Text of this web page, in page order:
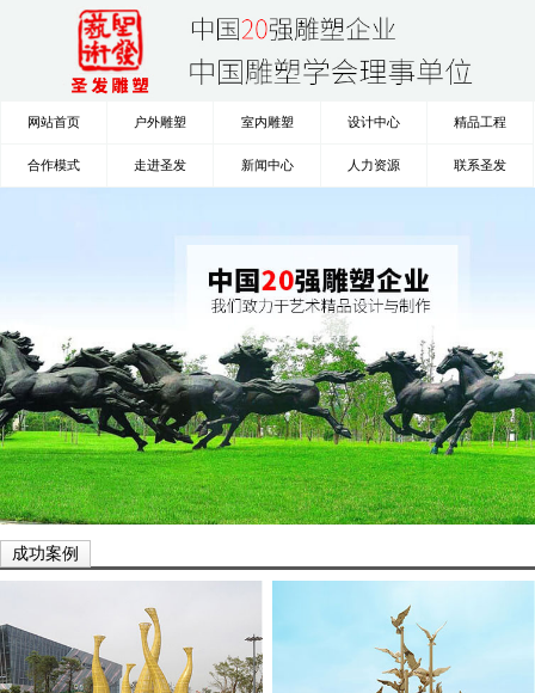
网站首页 户外雕塑 室内雕塑 设计中心 精品工程
合作模式 走进圣发 新闻中心 人力资源 联系圣发
成功案例